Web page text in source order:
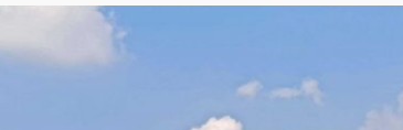
con el coloramarillo. Si llegamos hasta
Bereguardo, este último es el que
facilidad la ciclovía y comenzar a